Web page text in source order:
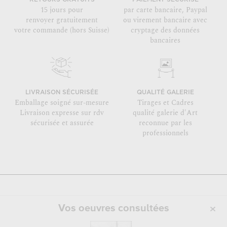
15 jours pour
renvoyer gratuitement
votre commande (hors Suisse)
par carte bancaire, Paypal
ou virement bancaire avec
cryptage des données
bancaires
LIVRAISON SÉCURISÉE
Emballage soigné sur-mesure
Livraison expresse sur rdv
sécurisée et assurée
QUALITÉ GALERIE
Tirages et Cadres
qualité galerie d'Art
reconnue par les
professionnels
Vos oeuvres consultées